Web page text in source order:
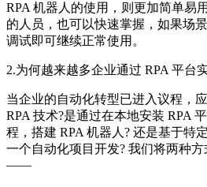
RPA 机器人的使用，则更加简单易
的人员，也可以快速掌握，如果场
调试即可继续正常使用。
2.为何越来越多企业通过 RPA 平台
当企业的自动化转型已进入议程，
RPA 技术?是通过在本地安装 RPA
程，搭建 RPA 机器人? 还是基于特
一个自动化项目开发? 我们将两种
——